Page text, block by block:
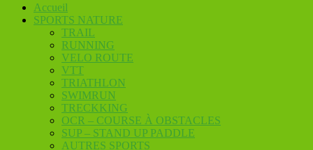
Accueil
SPORTS NATURE
TRAIL
RUNNING
VELO ROUTE
VTT
TRIATHLON
SWIMRUN
TRECKKING
OCR – COURSE À OBSTACLES
SUP – STAND UP PADDLE
AUTRES SPORTS